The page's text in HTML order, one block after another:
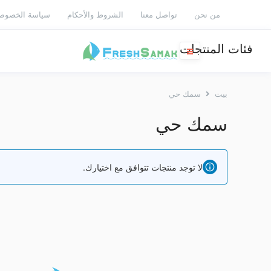
من نحن تواصل معنا الشروط والأحكام سياسة
فئات المنتجات
بيت سمك حي
سمك حي
لا توجد منتجات تتوافق مع اختيارك.